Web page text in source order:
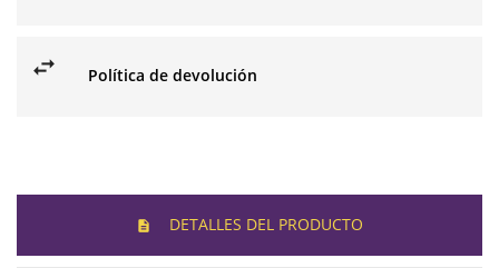
Política de devolución
DETALLES DEL PRODUCTO